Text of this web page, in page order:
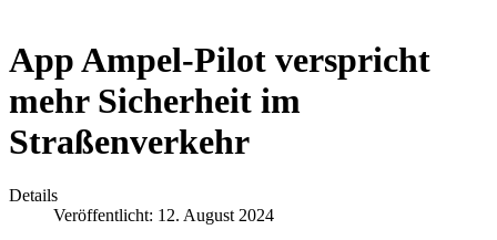
App Ampel-Pilot verspricht
mehr Sicherheit im
Straßenverkehr
Details
Veröffentlicht: 12. August 2024